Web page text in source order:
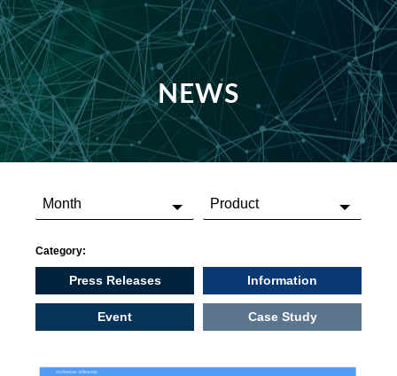
NEWS
Category:
Press Releases Information
Event Case Study